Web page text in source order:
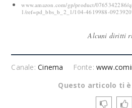
www.amazon.com/gp/product/0765342286/
1/ref=pd_bbs_b_2_1/104-4619988-
Alcuni diritti
Canale:Cinema Fonte:
Questo articolo ti